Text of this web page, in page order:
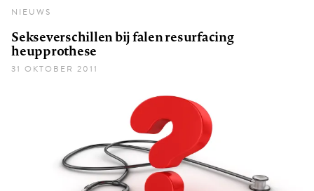
NIEUWS
Sekseverschillen bij falen resurfacing
heupprothese
31 OKTOBER 2011